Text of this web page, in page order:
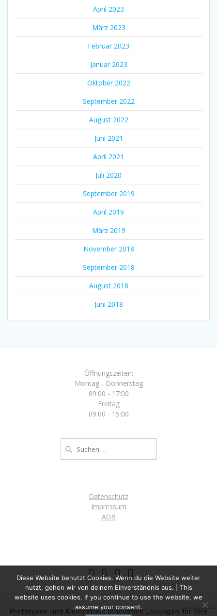
April 2023
März 2023
Februar 2023
Januar 2023
Oktober 2022
September 2022
August 2022
Juni 2021
April 2021
Juli 2020
September 2019
April 2019
März 2019
November 2018
September 2018
August 2018
Juni 2018
Öffnungszeiten:
Montag - Donnerstag
09:00 - 17:00
Freitag
09:00 - 15:00
nach:
Datenschutz
Impressum
AGB
Prototypen und Kleinserien: Innovative Lösungen für Ihre
Diese Website benutzt Cookies. Wenn du die Website weiter
nutzt, gehen wir von deinem Einverständnis aus. | This
website uses cookies. If you continue to use the website, we
assume your consent.